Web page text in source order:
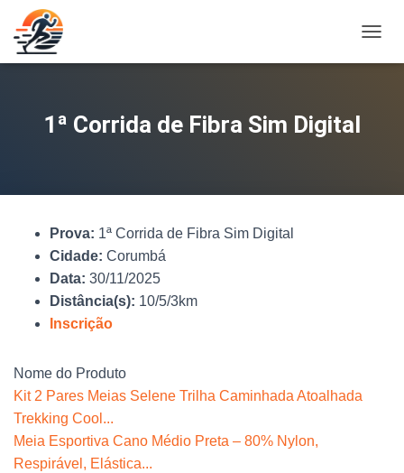
L
1ª Corrida de Fibra Sim Digital
Prova: 1ª Corrida de Fibra Sim Digital
Cidade: Corumbá
Data: 30/11/2025
Distância(s): 10/5/3km
Inscrição
Nome do Produto
Kit 2 Pares Meias Selene Trilha Caminhada Atoalhada
Trekking Cool...
Meia Esportiva Cano Médio Preta – 80% Nylon,
Respirável, Elástica...